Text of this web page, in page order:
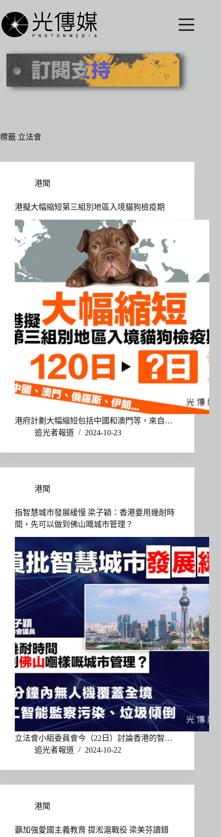
至
主
內
標籤 立法會
港聞
港擬大幅縮短第三組別地區入境貓狗檢疫期
港府計劃大幅縮短包括中國和澳門等，來自…
追光者報道
2024-10-23
港聞
指智慧城市發展緩慢 梁子穎：香港要用幾耐時
間，先可以做到佛山嘅城市管理？
立法會小組委員會今（22日）討論香港的智…
追光者報道
2024-10-22
港聞
籲加強愛國主義教育 提淞滬戰役 梁美芬讀錯